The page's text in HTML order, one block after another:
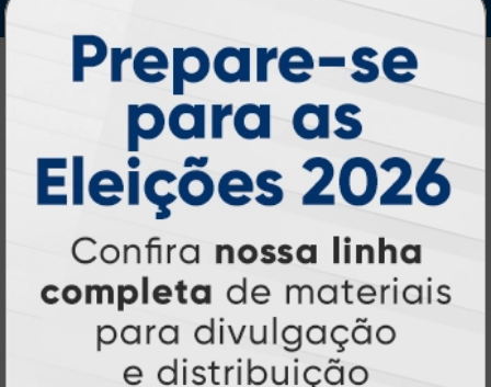
Atual Card: A Gráfica Pioneira em
Personalização Online
Atual Card é referência em impressão
gráfica online no Brasil, oferecendo uma
ampla variedade de produtos e soluções para
revendedores gráficos. Com
quase três
décadas de experiência
segmento deimpressão sob demanda
investindo continuamente em
tecnologia,
inovação e personalizaçãopara entregar
qualidade, agilidade e a melhor
experiência
aos nossos clientes.